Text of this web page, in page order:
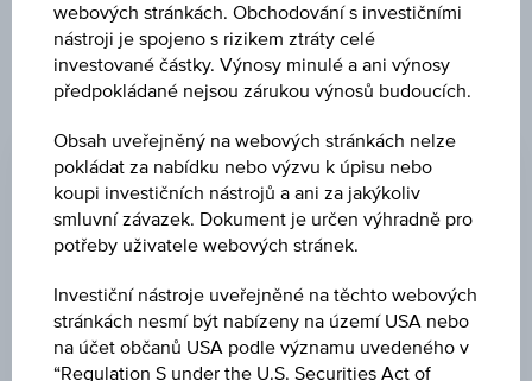
+7,95(+2,65 %)
CENA
307,43
MĚNA
USD
webových stránkách. Obchodování s investičními
nástroji je spojeno s rizikem ztráty celé
investované částky. Výnosy minulé a ani výnosy
předpokládané nejsou zárukou výnosů budoucích.
Obsah uveřejněný na webových stránkách nelze
pokládat za nabídku nebo výzvu k úpisu nebo
koupi investičních nástrojů a ani za jakýkoliv
smluvní závazek. Dokument je určen výhradně pro
potřeby uživatele webových stránek.
Investiční nástroje uveřejněné na těchto webových
stránkách nesmí být nabízeny na území USA nebo
na účet občanů USA podle významu uvedeného v
“Regulation S under the U.S. Securities Act of